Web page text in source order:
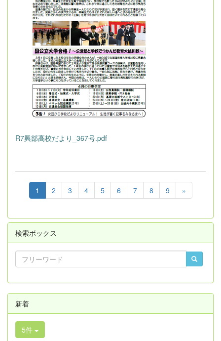
R7興部高校だより_367号.pdf
1 2 3 4 5 6 7 8 9 »
検索ボックス
新着
5件